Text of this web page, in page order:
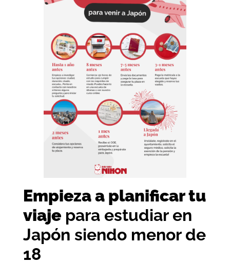
Empieza a planificar tu
viajepara estudiar en
Japón siendo menor de
18